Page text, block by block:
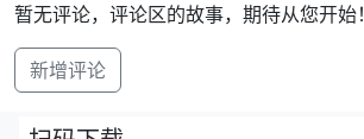
暂无评论，评论区的故事，期待从您开始！
新增评论